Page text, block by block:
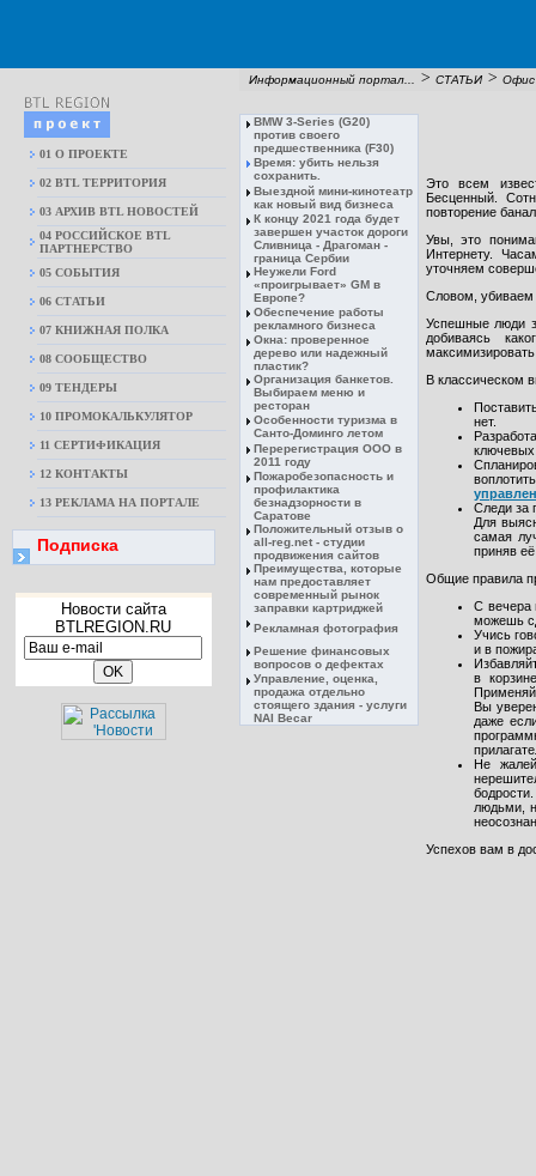
Информационный портал... > СТАТЬИ > Офис
01 О ПРОЕКТЕ
02 BTL ТЕРРИТОРИЯ
03 АРХИВ BTL НОВОСТЕЙ
04 РОССИЙСКОЕ BTL
ПАРТНЕРСТВО
05 СОБЫТИЯ
06 СТАТЬИ
07 КНИЖНАЯ ПОЛКА
08 CООБЩЕСТВО
09 ТЕНДЕРЫ
10 ПРОМОКАЛЬКУЛЯТОР
11 СЕРТИФИКАЦИЯ
12 КОНТАКТЫ
13 РЕКЛАМА НА ПОРТАЛЕ
Подписка
Новости сайта
BTLREGION.RU
BMW 3-Series (G20)
против своего
предшественника (F30)
Время: убить нельзя
сохранить.
Выездной мини-кинотеатр
как новый вид бизнеса
К концу 2021 года будет
завершен участок дороги
Сливница - Драгоман -
граница Сербии
Неужели Ford
«проигрывает» GM в
Европе?
Обеспечение работы
рекламного бизнеса
Окна: проверенное
дерево или надежный
пластик?
Организация банкетов.
Выбираем меню и
ресторан
Особенности туризма в
Санто-Доминго летом
Перерегистрация ООО в
2011 году
Пожаробезопасность и
профилактика
безнадзорности в
Саратове
Положительный отзыв о
all-reg.net - студии
продвижения сайтов
Преимущества, которые
нам предоставляет
современный рынок
заправки картриджей
Рекламная фотография
Решение финансовых
вопросов о дефектах
Управление, оценка,
продажа отдельно
стоящего здания - услуги
NAI Becar
Это всем
Бесценный.
повторение
Увы, это
Интернету.
уточняем
Словом, убиваем
Успешные люди
добиваясь
В классическом
нет.
Следи за
Для
самая
приняв
Общие правила
С вечера
можешь
Учись
и в
в
Вы
даже
Не
людьми,
Успехов вам в